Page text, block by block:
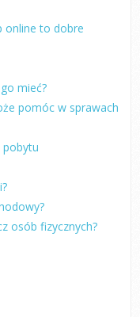
online to dobre
mieć?
pomóc w sprawach
pobytu
osób fizycznych?